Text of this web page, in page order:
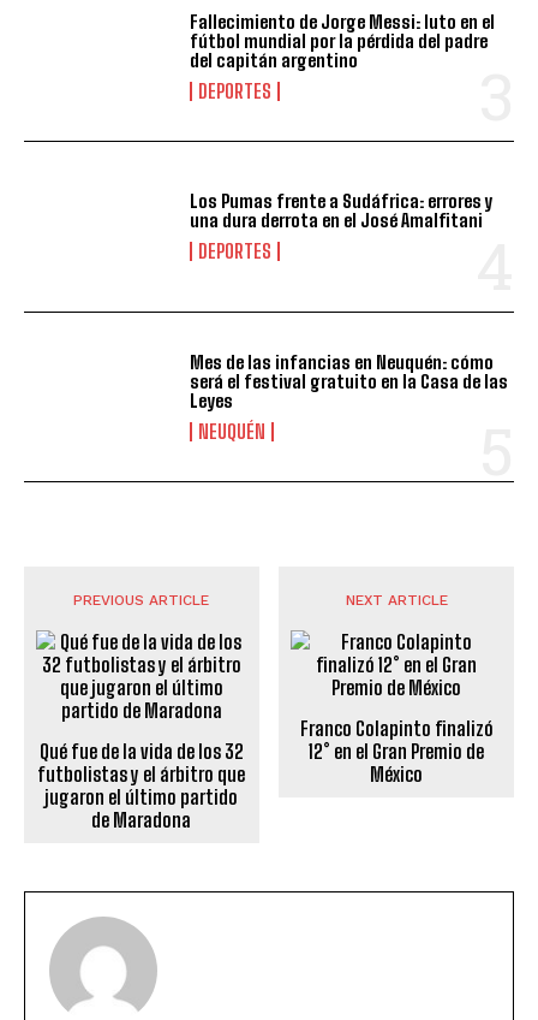
Fallecimiento de Jorge Messi: luto en el
fútbol mundial por la pérdida del padre
del capitán argentino
DEPORTES
Los Pumas frente a Sudáfrica: errores y
una dura derrota en el José Amalfitani
DEPORTES
Mes de las infancias en Neuquén: cómo
será el festival gratuito en la Casa de las
Leyes
NEUQUÉN
PREVIOUS ARTICLE
Qué fue de la vida de los 32
futbolistas y el árbitro que
jugaron el último partido
de Maradona
NEXT ARTICLE
Franco Colapinto finalizó
12° en el Gran Premio de
México